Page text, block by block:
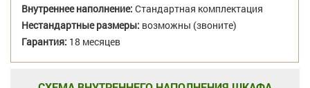
Внутреннее наполнение: Стандартная комплектация
Нестандартные размеры: возможны (звоните)
Гарантия: 18 месяцев